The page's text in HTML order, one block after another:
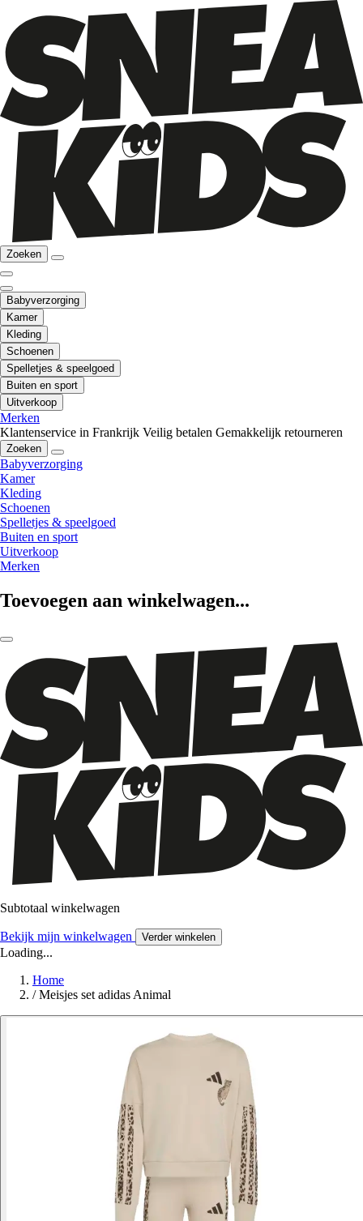
Zoeken
Babyverzorging
Kamer
Kleding
Schoenen
Spelletjes & speelgoed
Buiten en sport
Uitverkoop
Merken
Klantenservice in Frankrijk Veilig betalen Gemakkelijk retourneren
Zoeken
Babyverzorging
Kamer
Kleding
Schoenen
Spelletjes & speelgoed
Buiten en sport
Uitverkoop
Merken
Toevoegen aan winkelwagen...
Subtotaal winkelwagen
Bekijk mijn winkelwagen Verder winkelen
Loading...
Home
/ Meisjes set adidas Animal